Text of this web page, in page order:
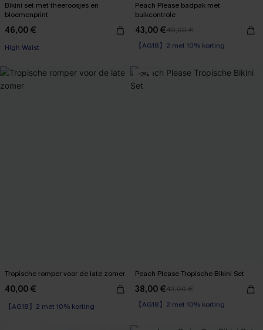
Bikini set met theeroosjes en
bloemenprint
46,00 €
High Waist
Peach Please badpak met
buikcontrole
43,00 €49,00 €
【AG18】2 met 10% korting
Corrigerend badpak
Tropische romper voor de late zomer
40,00 €
【AG18】2 met 10% korting
-12%
Peach Please Tropische Bikini Set
38,00 €43,00 €
【AG18】2 met 10% korting
High Waist